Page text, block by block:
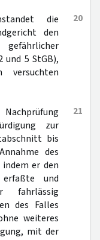
20
die
den
und 5 StGB),
21
zur
bis
des
er den
und
fahrlässig
des Falles
weiteres
mit der